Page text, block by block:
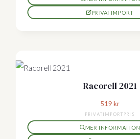
PRIVATIMPORT
Racorell 2021
519 kr
PRIVATIMPORTPRIS
MER INFORMATION